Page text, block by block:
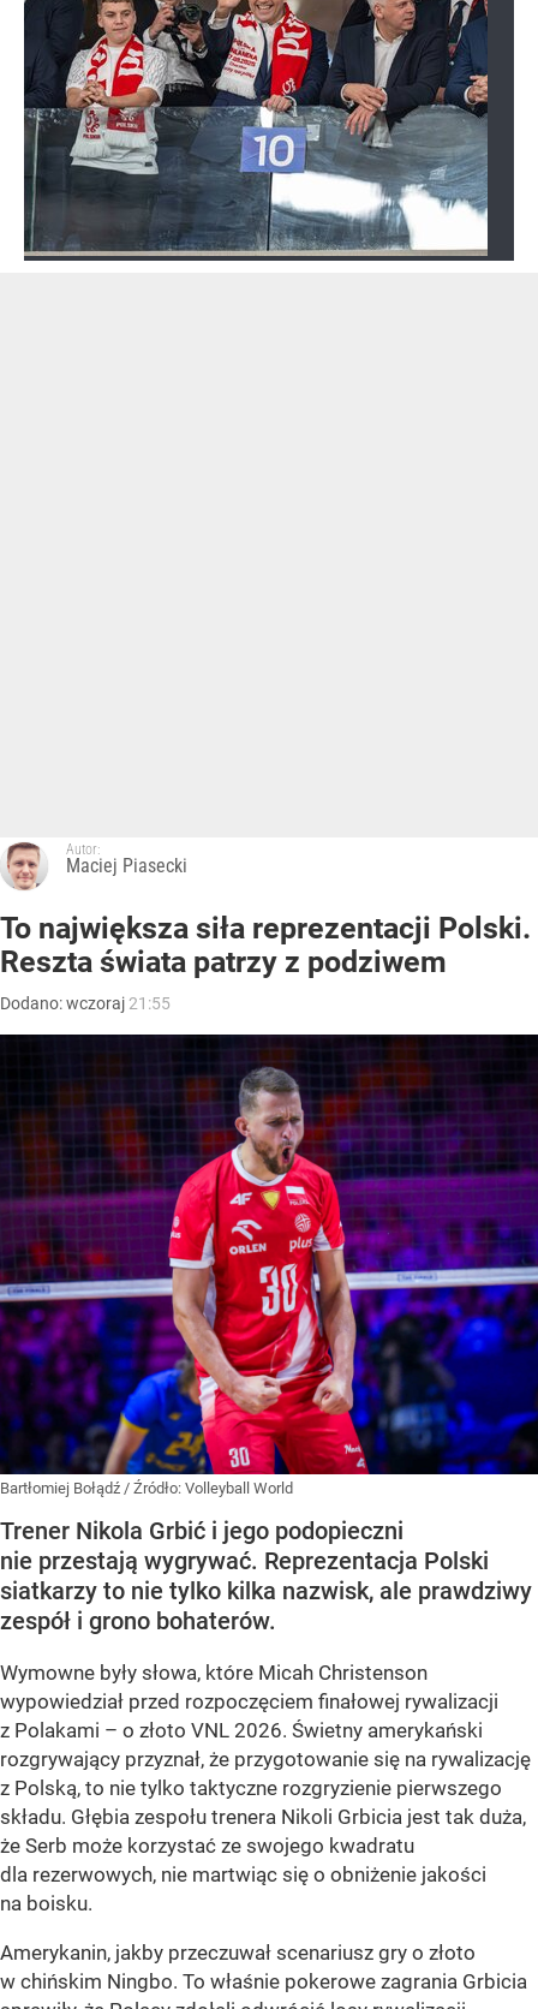
Autor:
Maciej Piasecki
To największa siła reprezentacji Polski.
Reszta świata patrzy z podziwem
Dodano:wczoraj 21:55
Bartłomiej Bołądź / Źródło: Volleyball World
Trener Nikola Grbić i jego podopieczni
nie przestają wygrywać. Reprezentacja Polski
siatkarzy to nie tylko kilka nazwisk, ale prawdziwy
zespół i grono bohaterów.
Wymowne były słowa, które Micah Christenson
wypowiedział przed rozpoczęciem finałowej rywalizacji
z Polakami – o złoto VNL 2026. Świetny amerykański
rozgrywający przyznał, że przygotowanie się na rywalizację
z Polską, to nie tylko taktyczne rozgryzienie pierwszego
składu. Głębia zespołu trenera Nikoli Grbicia jest tak duża,
że Serb może korzystać ze swojego kwadratu
dla rezerwowych, nie martwiąc się o obniżenie jakości
na boisku.
Amerykanin, jakby przeczuwał scenariusz gry o złoto
w chińskim Ningbo. To właśnie pokerowe zagrania Grbicia